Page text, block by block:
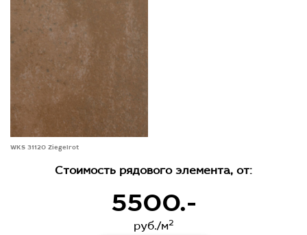
WKS 31120 Ziegelrot
Стоимость рядового элемента, от:
5500.-
руб./м2